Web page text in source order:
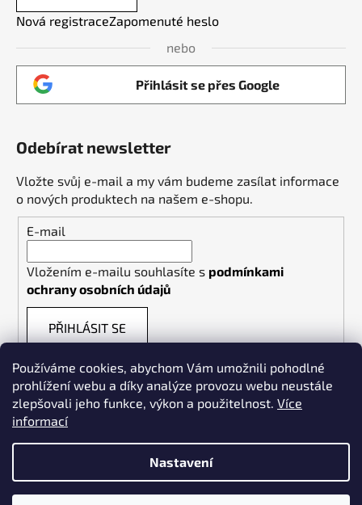
Používáme cookies, abychom Vám umožnili pohodlné
prohlížení webu a díky analýze provozu webu neustále
zlepšovali jeho funkce, výkon a použitelnost. Více
informací
Nastavení
Nová registraceZapomenuté heslo
nebo
Přihlásit se přes Google
Odebírat newsletter
Vložte svůj e-mail a my vám budeme zasílat informace
o nových produktech na našem e-shopu.
E-mail
Vložením e-mailu souhlasíte s podmínkami
ochrany osobních údajů
PŘIHLÁSIT SE